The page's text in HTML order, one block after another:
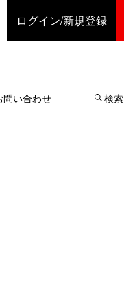
ログイン/新規登録
問い合わせ 検索